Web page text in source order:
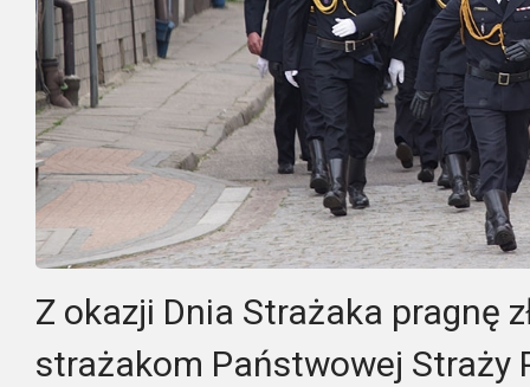
Z okazji Dnia Strażaka pragnę
strażakom Państwowej Straży